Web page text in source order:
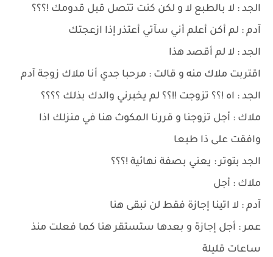
الجد : لا بالطبع لا و لكن كنت تتصل قبل قدومك !؟؟؟
آدم : لم أكن أعلم أني سآتي أعتذر إذا ازعجتك
الجد : لا لم أقصد هذا
اقتربت ملاك منه و قالت : مرحبا جدي أنا ملاك زوجة آدم
الجد : اه !؟؟ تزوجت !!؟؟ لم يخبرني والدك بذلك ؟؟؟؟
ملاك : أجل تزوجنا و قررنا المكوث هنا في منزلك اذا
وافقت على ذا طبعا
الجد بتوتر : يعني بصفة نهائية !؟؟؟
ملاك : أجل
آدم : لا اتينا إجازة فقط لن نبقى هنا
عمر : أجل إجازة و بعدها ستستقر هنا كما فعلت منذ
ساعات قليلة